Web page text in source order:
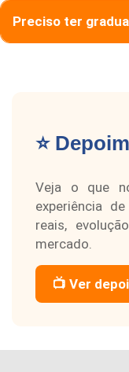
Preciso ter
⭐
Veja o que
experiência
reais,
mercado.
📺 Ver